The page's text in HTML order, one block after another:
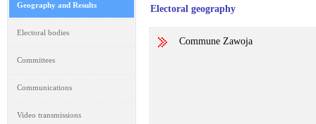
Geography and Results
Electoral bodies
Committees
Communications
Video transmissions
Electoral geography
Commune Zawoja